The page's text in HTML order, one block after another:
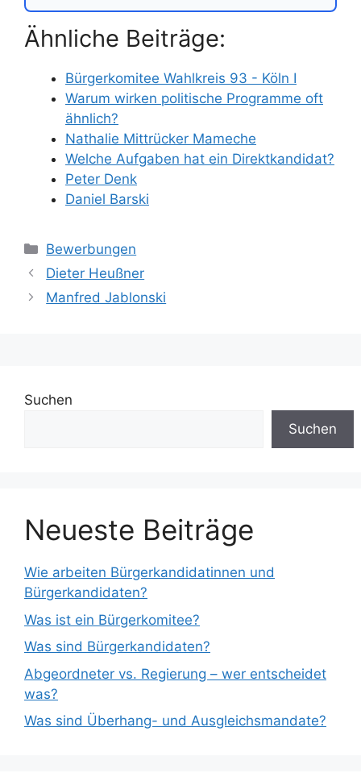
Ähnliche Beiträge:
Bürgerkomitee Wahlkreis 93 - Köln I
Warum wirken politische Programme oft
ähnlich?
Nathalie Mittrücker Mameche
Welche Aufgaben hat ein Direktkandidat?
Peter Denk
Daniel Barski
Kategorien
Bewerbungen
Dieter Heußner
Manfred Jablonski
Suchen
Suchen
Neueste Beiträge
Wie arbeiten Bürgerkandidatinnen und
Bürgerkandidaten?
Was ist ein Bürgerkomitee?
Was sind Bürgerkandidaten?
Abgeordneter vs. Regierung – wer entscheidet
was?
Was sind Überhang- und Ausgleichsmandate?